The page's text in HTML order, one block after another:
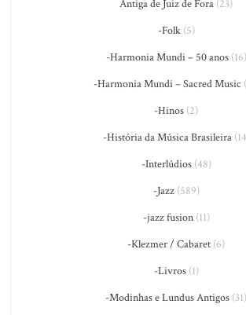
Antiga de Juiz de Fora (23)
-Folk(5)
-Harmonia Mundi – 50 anos(16)
-Harmonia Mundi – Sacred Music
-Hinos (2)
-História da Música Brasileira
-Interlúdios(48)
-Jazz(589)
-jazz fusion(11)
-Klezmer / Cabaret (6)
-Livros(1)
-Modinhas e Lundus Antigos (31)